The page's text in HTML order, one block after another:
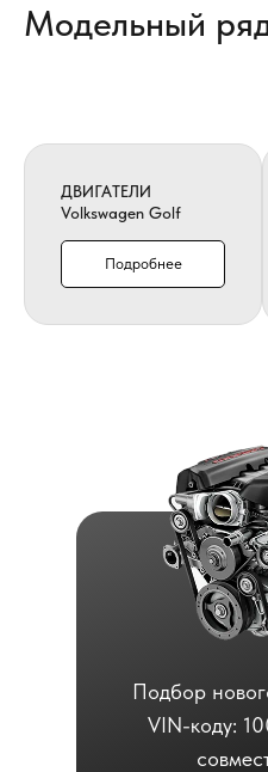
Модельный
ДВИГАТЕЛИ
Volkswagen Golf
Подробнее
Подбор
VIN-коду: